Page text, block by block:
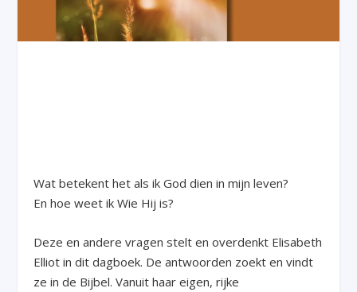
Wat betekent het als ik God dien in mijn leven?
En hoe weet ik Wie Hij is?
Deze en andere vragen stelt en overdenkt Elisabeth
Elliot in dit dagboek. De antwoorden zoekt en vindt
ze in de Bijbel. Vanuit haar eigen, rijke